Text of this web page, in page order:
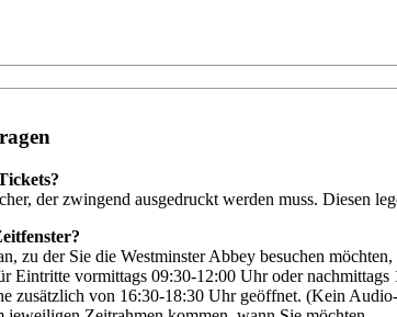
der zwingend ausgedruckt werden muss. Diesen
zu der Sie die Westminster Abbey besuchen
Eintritte vormittags 09:30-12:00 Uhr oder nachmittags
zusätzlich von 16:30-18:30 Uhr geöffnet. (Kein